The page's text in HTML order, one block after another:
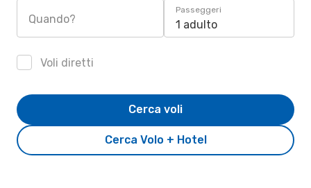
Quando?
Passeggeri
1 adulto
Voli diretti
Cerca Volo + Hotel
Cerca voli